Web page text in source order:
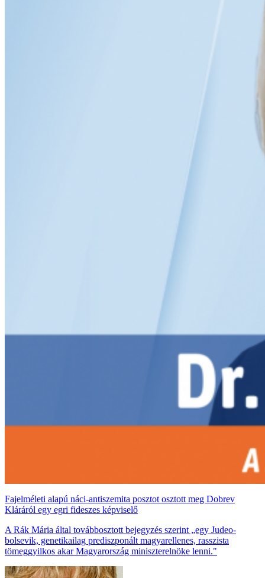
Fajelméleti alapú náci-antiszemita posztot osztott meg Dobrev
Kláráról egy egri fideszes képviselő
A Rák Mária által továbbosztott bejegyzés szerint „egy Judeo-
bolsevik, genetikailag prediszponált magyarellenes, rasszista
tömeggyilkos akar Magyarország miniszterelnöke lenni."